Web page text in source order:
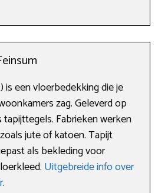
is een vloerbedekking die je
zag. Geleverd op
Fabrieken werken
jute of katoen. Tapijt
als bekleding voor
Uitgebreide info over
.